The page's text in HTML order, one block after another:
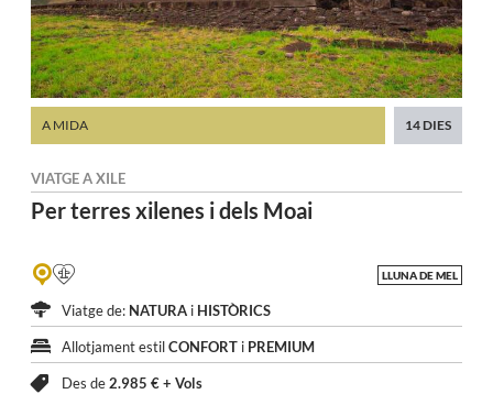
Per terres xilenes i dels Moai
VIATGE AXILE
A MIDA 14 DIES
LLUNA DE MEL
Viatge de: NATURA i HISTÒRICS
Allotjament estilCONFORT i PREMIUM
Des de2.985 € + Vols